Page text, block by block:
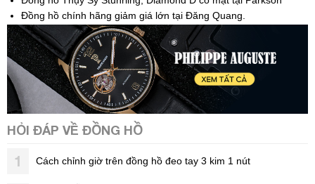
Đồng hồ chính hãng giảm giá lớn tại Đăng Quang.
HỎI ĐÁP VỀ ĐỒNG HỒ
1 Cách chỉnh giờ trên đồng hồ đeo tay 3 kim 1 nút